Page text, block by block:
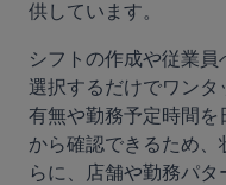
供しています。
シフトの作成や従業
選択するだけでワン
有無や勤務予定時間
から確認できるため
らに、店舗や勤務パ